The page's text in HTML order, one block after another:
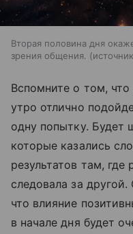
Вторая половина дня
зрения общения.
Вспомните о том, что
утро отлично
одну попытку. Будет
которые казались
результатов там, где
следовала за
что влияние
в начале дня будет